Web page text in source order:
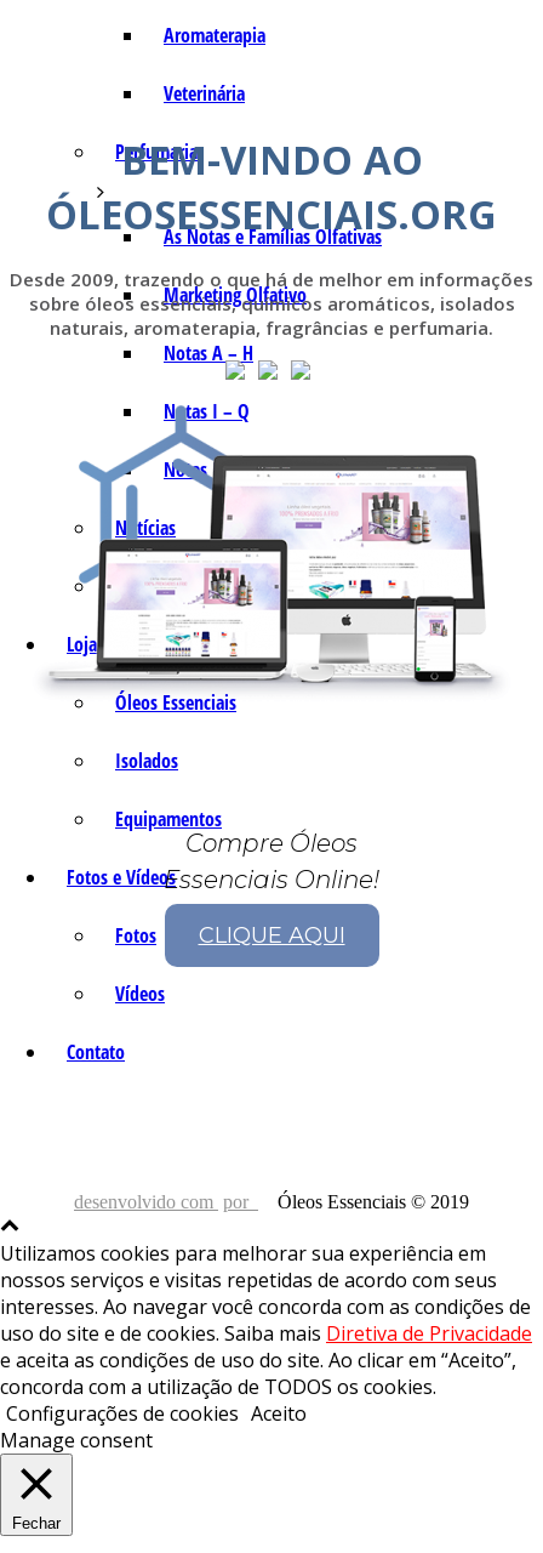
Aromaterapia
Veterinária
Perfumaria
As Notas e Famílias Olfativas
Marketing Olfativo
Notas A – H
Notas I – Q
Notas R – Z
Notícias
Trabalhos
Loja Virtual
Óleos Essenciais
Isolados
Equipamentos
Fotos e Vídeos
Fotos
Vídeos
Contato
BEM-VINDO AO
ÓLEOSESSENCIAIS.ORG
Desde 2009, trazendo o que há de melhor em informações
sobre óleos essenciais, químicos aromáticos, isolados
naturais, aromaterapia, fragrâncias e perfumaria.
Compre Óleos
Essenciais Online!
CLIQUE AQUI
desenvolvido com por Óleos Essenciais © 2019
Utilizamos cookies para melhorar sua experiência em
nossos serviços e visitas repetidas de acordo com seus
interesses. Ao navegar você concorda com as condições de
uso do site e de cookies. Saiba mais Diretiva de Privacidade
e aceita as condições de uso do site. Ao clicar em “Aceito”,
concorda com a utilização de TODOS os cookies.
Configurações de cookies Aceito
Manage consent
Fechar